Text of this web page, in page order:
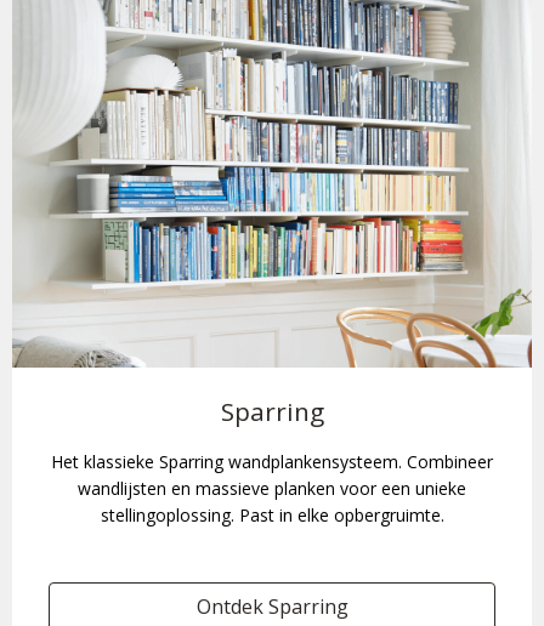
Sparring
Het klassieke Sparring wandplankensysteem. Combineer
wandlijsten en massieve planken voor een unieke
stellingoplossing. Past in elke opbergruimte.
Ontdek Sparring